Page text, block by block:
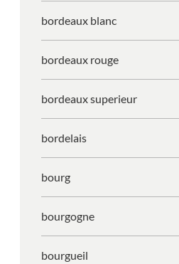
bordeaux blanc
bordeaux rouge
bordeaux superieur
bordelais
bourg
bourgogne
bourgueil